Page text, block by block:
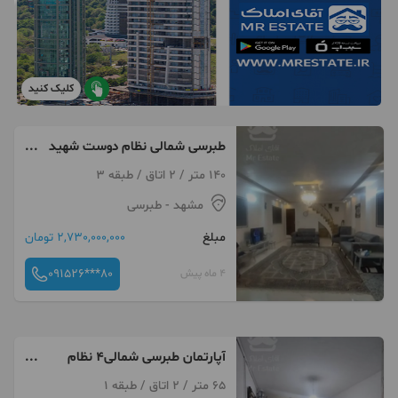
کلیک کنید
طبرسی شمالی نظام دوست شهید
حسینی
140 متر / 2 اتاق / طبقه 3
مشهد - طبرسی
مبلغ
2,730,000,000 تومان
4 ماه پیش 091526***80
آپارتمان طبرسی شمالی۴ نظام
دوست ۳۰حسن زاده 23
65 متر / 2 اتاق / طبقه 1